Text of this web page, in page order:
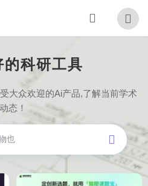
的科研工具
大众欢迎的Ai产品,了解当前学术
动态！